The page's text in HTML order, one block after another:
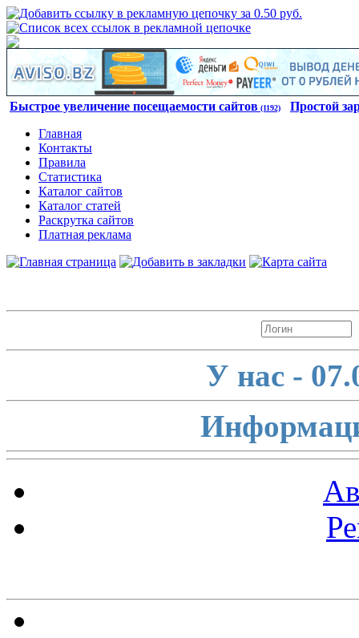
Быстрое увеличение посещаемости сайтов (1192)
Простой
Главная
Контакты
Правила
Статистика
Каталог сайтов
Каталог статей
Раскрутка сайтов
Платная реклама
У нас -